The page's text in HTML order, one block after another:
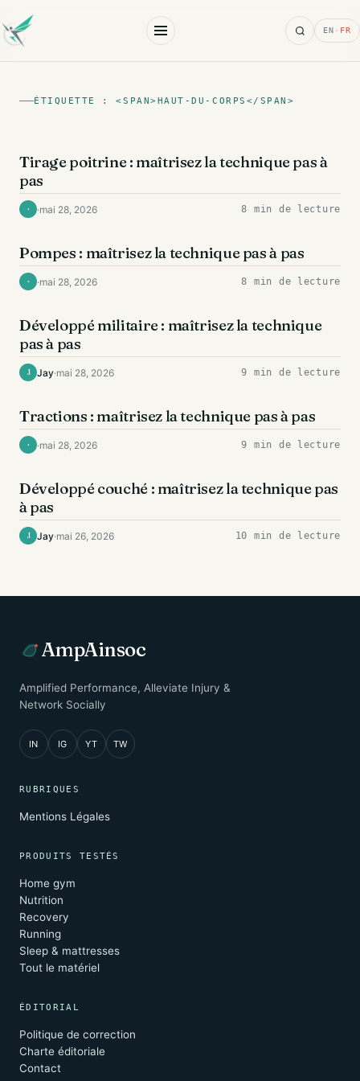
Search
EN · FR
ÉTIQUETTE : <SPAN>HAUT-DU-CORPS</SPAN>
Tirage poitrine : maîtrisez la technique pas à
pas
· ·mai 28, 2026 8 min de lecture
Pompes : maîtrisez la technique pas à pas
· ·mai 28, 2026 8 min de lecture
Développé militaire : maîtrisez la technique
pas à pas
J Jay·mai 28, 2026 9 min de lecture
Tractions : maîtrisez la technique pas à pas
· ·mai 28, 2026 9 min de lecture
Développé couché : maîtrisez la technique pas
à pas
J Jay·mai 26, 2026 10 min de lecture
AmpAinsoc
Amplified Performance, Alleviate Injury &
Network Socially
IN IG YT TW
RUBRIQUES
Mentions Légales
PRODUITS TESTÉS
Home gym
Nutrition
Recovery
Running
Sleep & mattresses
Tout le matériel
ÉDITORIAL
Politique de correction
Charte éditoriale
Contact